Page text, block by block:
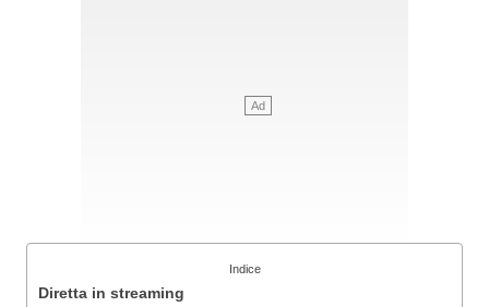
Indice
Diretta in streaming